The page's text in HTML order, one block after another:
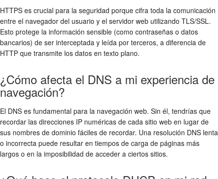
HTTPS es crucial para la seguridad porque cifra toda la comunicación
entre el navegador del usuario y el servidor web utilizando TLS/SSL.
Esto protege la información sensible (como contraseñas o datos
bancarios) de ser interceptada y leída por terceros, a diferencia de
HTTP que transmite los datos en texto plano.
¿Cómo afecta el DNS a mi experiencia de
navegación?
El DNS es fundamental para la navegación web. Sin él, tendrías que
recordar las direcciones IP numéricas de cada sitio web en lugar de
sus nombres de dominio fáciles de recordar. Una resolución DNS lenta
o incorrecta puede resultar en tiempos de carga de páginas más
largos o en la imposibilidad de acceder a ciertos sitios.